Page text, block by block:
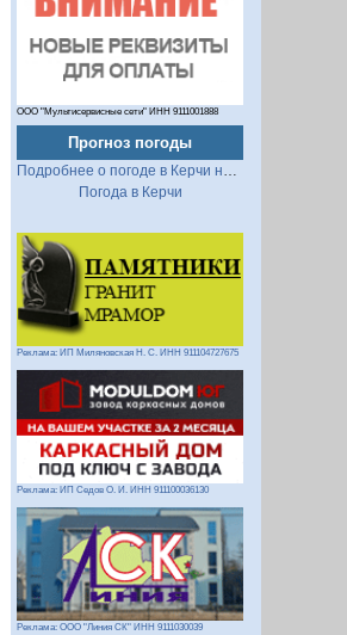
ООО "Мультисервисные сети" ИНН 9111001888
Прогноз погоды
Подробнее о погоде в Керчи на 2 недели
Погода в Керчи
Реклама: ИП Миляновская Н. С. ИНН 911104727675
Реклама: ИП Седов О. И. ИНН 911100036130
Реклама: ООО "Линия СК" ИНН 9111030039